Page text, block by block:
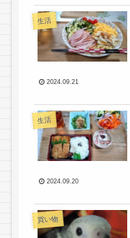
生活
2024.09.21
生活
2024.09.20
買い物